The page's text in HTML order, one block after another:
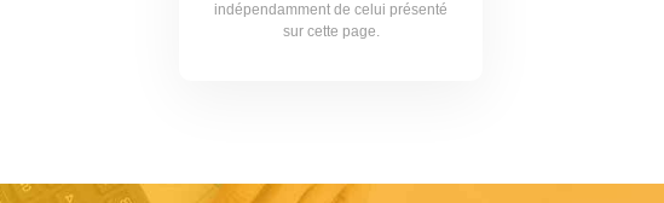
indépendamment de celui présenté
sur cette page.